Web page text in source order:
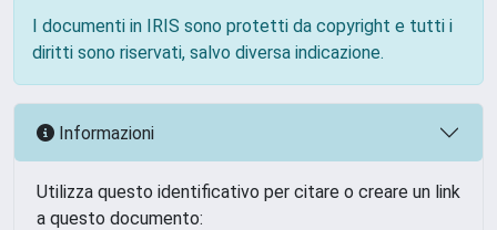
I documenti in IRIS sono protetti da copyright e tutti i
diritti sono riservati, salvo diversa indicazione.
Informazioni
Utilizza questo identificativo per citare o creare un link
a questo documento: